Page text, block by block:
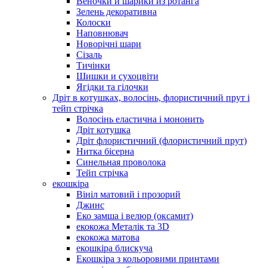
Зелень декоративна
Колоски
Наповнювач
Новорічні шари
Сізаль
Тичінки
Шишки и сухоцвіти
Ягідки та гілочки
Дріт в котушках, волосінь, флористичний прут і
тейп стрічка
Волосінь еластична і мононить
Дріт котушка
Дріт флористичний (флористичний прут)
Нитка бісерна
Синельная проволока
Тейп стрічка
екошкіра
Вініл матовий і прозорий
Джинс
Еко замша і велюр (оксамит)
екокожа Металік та 3D
екокожа матова
екошкіра блискуча
Екошкіра з кольоровими принтами